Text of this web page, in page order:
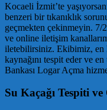
Kocaeli İzmit’te
benzeri bir tıkanıklık
geçmekten çekinmeyin. 7/
ve online iletişim
iletebilirsiniz. Ekibimiz, en
kaynağını tespit eder ve
Bankası Logar Açma
Su Kaçağı Tespiti ve